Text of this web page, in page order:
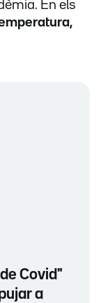
En els
Covid"
a